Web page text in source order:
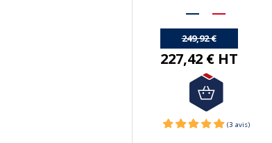
249,92 €
227,42 € HT